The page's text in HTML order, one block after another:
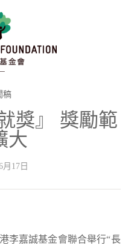
體
稿
獎』 獎勵範
大
月17日
李嘉誠基金會聯合舉行“長